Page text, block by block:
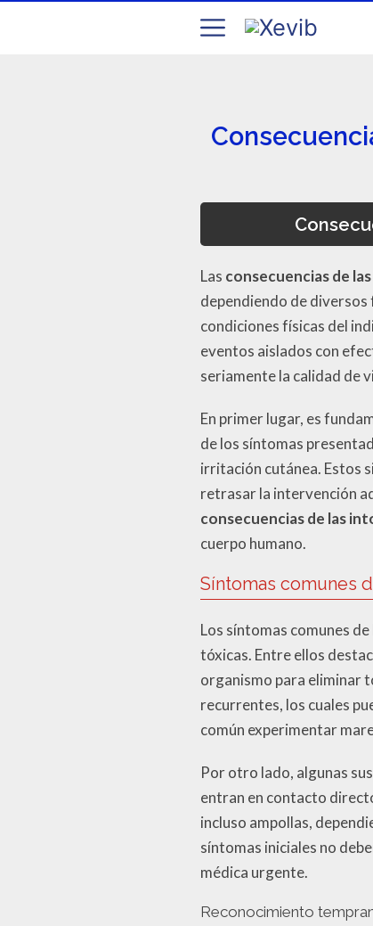
Las consecuencias de
dependiendo de
condiciones físicas del
eventos aislados con
seriamente la calidad de
En primer lugar, es
de los síntomas
irritación cutánea. Estos
retrasar la intervención
consecuencias de las
cuerpo humano.
Síntomas comunes
Los síntomas comunes
tóxicas. Entre ellos
organismo para eliminar
recurrentes, los cuales
común experimentar
Por otro lado, algunas
entran en contacto
incluso ampollas,
síntomas iniciales no
médica urgente.
Reconocimiento